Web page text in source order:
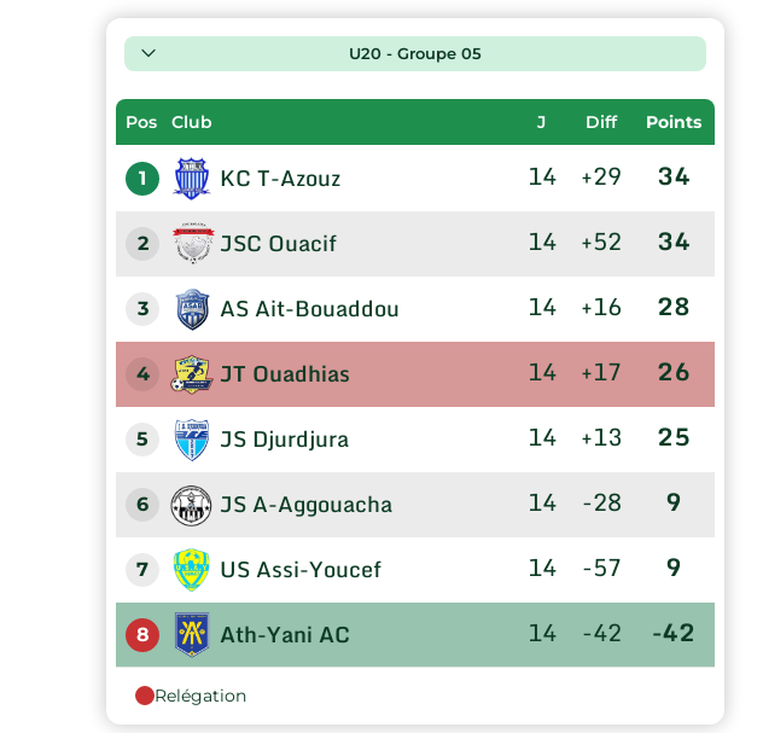
U20 - Groupe 05
Pos Club J Diff Points
1 KC T-Azouz 14 +29 34
2 JSC Ouacif 14 +52 34
3 AS Ait-Bouaddou 14 +16 28
4 JT Ouadhias 14 +17 26
5 JS Djurdjura 14 +13 25
6 JS A-Aggouacha 14 -28 9
7 US Assi-Youcef 14 -57 9
8 Ath-Yani AC 14 -42 -42
Relégation